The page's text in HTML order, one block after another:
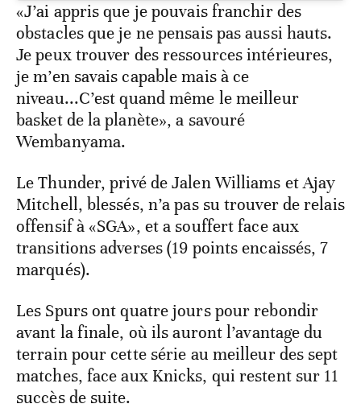
«J’ai appris que je pouvais franchir des
obstacles que je ne pensais pas aussi hauts.
Je peux trouver des ressources intérieures,
je m’en savais capable mais à ce
niveau...C’est quand même le meilleur
basket de la planète», a savouré
Wembanyama.
Le Thunder, privé de Jalen Williams et Ajay
Mitchell, blessés, n’a pas su trouver de relais
offensif à «SGA», et a souffert face aux
transitions adverses (19 points encaissés, 7
marqués).
Les Spurs ont quatre jours pour rebondir
avant la finale, où ils auront l’avantage du
terrain pour cette série au meilleur des sept
matches, face aux Knicks, qui restent sur 11
succès de suite.